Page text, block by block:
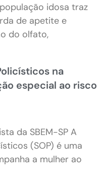
idosa traz
de apetite e
do olfato,
na
especial ao risco
da SBEM-SP A
(SOP) é uma
a mulher ao